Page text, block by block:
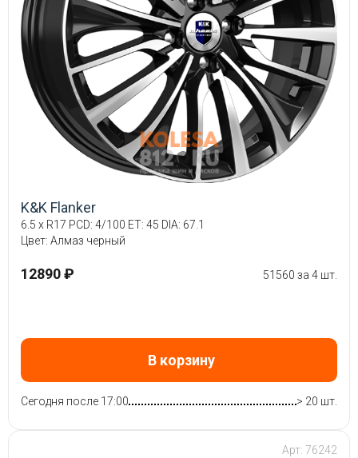
K&K Flanker
6.5 x R17 PCD: 4/100 ET: 45 DIA: 67.1
Цвет: Алмаз черный
12890 ₽ 51560 за 4 шт.
В корзину
Сегодня после 17:00 > 20 шт.
Арт: 76242